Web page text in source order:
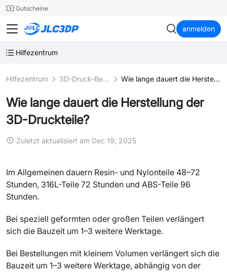
24SMTGutscheine
JLC3DP anmelden
Hilfezentrum
Hilfezentrum 3D-Druck-Bestellung Wie lange dauert die Herstellung der 3D-Druckteile?
Wie lange dauert die Herstellung der
3D-Druckteile?
Zuletzt aktualisiert am Dec 19, 2025
Im Allgemeinen dauern Resin- und Nylonteile 48–72
Stunden, 316L-Teile 72 Stunden und ABS-Teile 96
Stunden.
Bei speziell geformten oder großen Teilen verlängert
sich die Bauzeit um 1–3 weitere Werktage.
Bei Bestellungen mit kleinem Volumen verlängert sich die
Bauzeit um 1–3 weitere Werktage, abhängig von der